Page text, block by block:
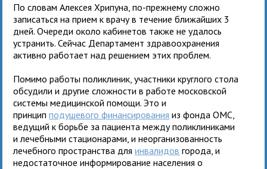
По словам Алексея Хрипуна, по-прежнему сложно
записаться на прием к врачу в течение ближайших 3
дней. Очереди около кабинетов также не удалось
устранить. Сейчас Департамент здравоохранения
активно работает над решением этих проблем.
Помимо работы поликлиник, участники круглого стола
обсудили и другие сложности в работе московской
системы медицинской помощи. Это и
принципподушевого финансирования из фонда ОМС,
ведущий к борьбе за пациента между поликлиниками
и лечебными стационарами, и неорганизованность
лечебного пространства дляинвалидов города, и
недостаточное информирование населения о